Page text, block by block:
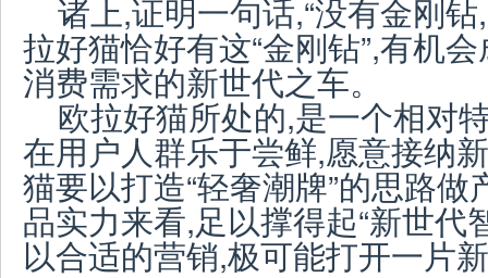
诸上,证明一句话,“没有金刚
拉好猫恰好有这“金刚钻”,有机
消费需求的新世代之车。
欧拉好猫所处的,是一个相对
在用户人群乐于尝鲜,愿意接纳
猫要以打造“轻奢潮牌”的思路
品实力来看,足以撑得起“新世代
以合适的营销,极可能打开一片